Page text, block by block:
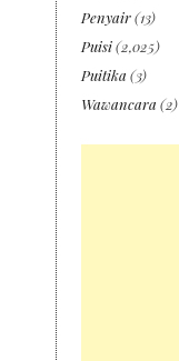
Penyair(13)
Puisi(2,025)
Puitika (3)
Wawancara (2)